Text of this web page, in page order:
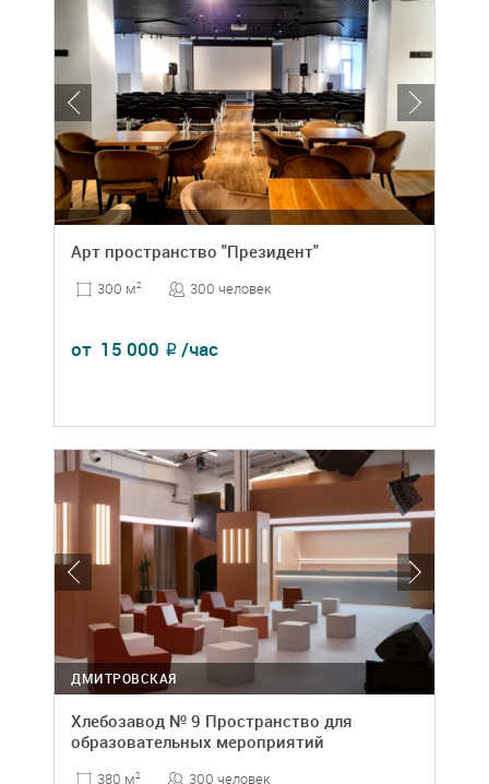
Арт пространство "Президент"
300 м2 300 человек
от 15 000 ₽ /час
ДМИТРОВСКАЯ
Хлебозавод № 9 Пространство для
образовательных мероприятий
380 м2 300 человек